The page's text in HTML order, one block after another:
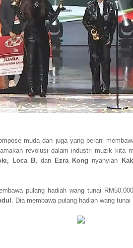
muda dan juga yang berani
revolusi dalam industri muzik kita
Loca B,dan Ezra Kong nyanyian
pulang hadiah wang tunai
. Dia membawa pulang hadiah wang